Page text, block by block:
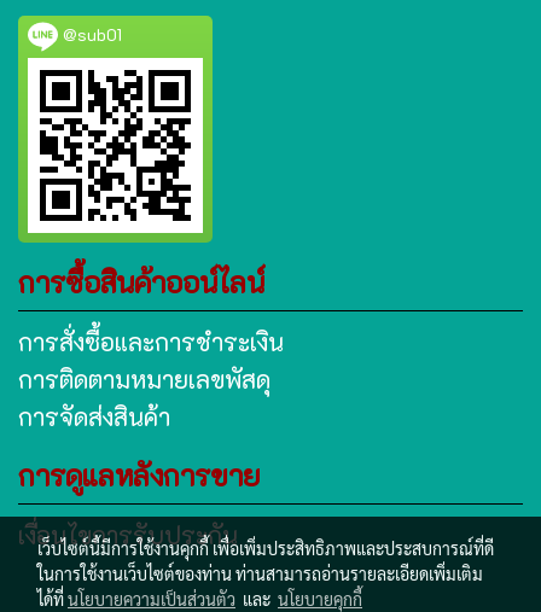
@sub01
การซื้อสินค้าออน์ไลน์
การสั่งซื้อและการชำระเงิน
การติดตามหมายเลขพัสดุ
การจัดส่งสินค้า
การดูแลหลังการขาย
เงื่อนไขการรับประกัน
เว็บไซต์นี้มีการใช้งานคุกกี้ เพื่อเพิ่มประสิทธิภาพและประสบการณ์ที่ดี
ในการใช้งานเว็บไซต์ของท่าน ท่านสามารถอ่านรายละเอียดเพิ่มเติม
ได้ที่นโยบายความเป็นส่วนตัว และ นโยบายคุกกี้